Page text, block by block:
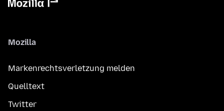
Mozilla
Markenrechtsverletzung melden
Quelltext
Twitter